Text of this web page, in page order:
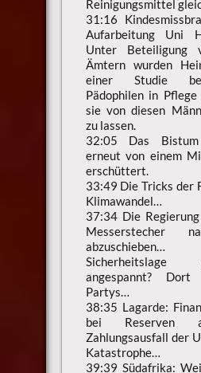
Reinigungsmittel
31:16
Aufarbeitung Uni
Unter Beteiligung
Ämtern wurden
einer Studie
Pädophilen in Pflege
sie von diesen
zu lassen.
32:05 Das
erneut von einem
erschüttert.
33:49 Die Tricks der
Klimawandel…
37:34 Die
Messerstecher
abzuschieben…
angespannt?
Partys…
38:35 Lagarde:
bei Reserven
Zahlungsausfall der
Katastrophe…
39:39 Südafrika: